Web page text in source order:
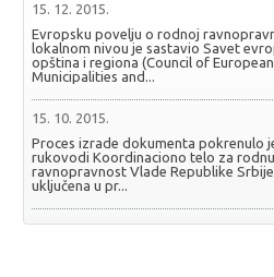
15. 12. 2015.
Evropsku povelju o rodnoj
lokalnom nivou je sastavio Savet
opština i regiona (Council of European
Municipalities and...
15. 10. 2015.
Proces izrade dokumenta pokrenulo
rukovodi Koordinaciono telo za rodnu
ravnopravnost Vlade Republike
uključena u pr...